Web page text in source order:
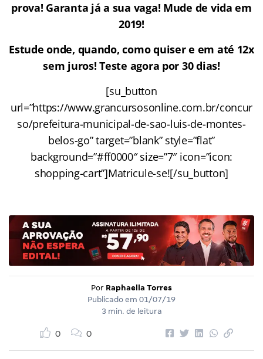
prova! Garanta já a sua vaga! Mude de vida em
2019!
Estude onde, quando, como quiser e em até 12x
sem juros! Teste agora por 30 dias!
[su_button
url=”https://www.grancursosonline.com.br/concur
so/prefeitura-municipal-de-sao-luis-de-montes-
belos-go” target=”blank” style=”flat”
background=”#ff0000″ size=”7″ icon=”icon:
shopping-cart”]Matricule-se![/su_button]
Por Raphaella Torres
Publicado em 01/07/19
3 min. de leitura
0 0